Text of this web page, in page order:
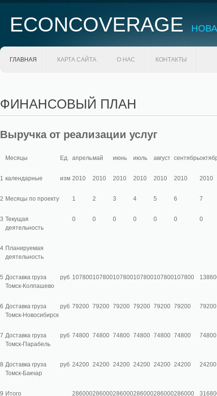
ECONCOVERAGE
ГЛАВНАЯ КАРТА САЙТА О НАС КОНТАКТЫ
ФИНАНСОВЫЙ ПЛАН
Выручка от реализации услуг
Месяцы Ед. апрельмай июнь июль август сентябрь
1 календарные изм 2010 2010 2010 2010 2010 2010 2010
2 Месяцы по проекту 1 2 3 4 5 6 7
3 Текущая
деятельность
0 0 0 0 0 0 0
4 Планируемая
деятельность
5 Доставка груза
Томск-Колпашево
руб 107800107800107800107800107800107800
6 Доставка груза
Томск-Новосибирск
руб 79200 79200 79200 79200 79200 79200 79200
7 Доставка груза
Томск-Парабель
руб 74800 74800 74800 74800 74800 74800 74800
8 Доставка груза
Томск-Бакчар
руб 24200 24200 24200 24200 24200 24200 24200
9 Итого 286000286000286000286000286000286000